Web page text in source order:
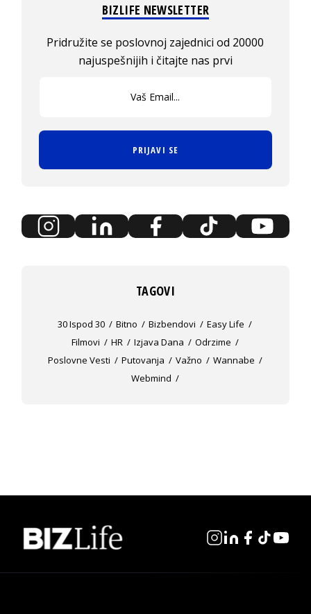
BIZLIFE NEWSLETTER
Pridružite se poslovnoj zajednici od 20000
najuspešnijih i čitajte nas prvi
PRIJAVI SE
TAGOVI
30 Ispod 30 Bitno Bizbendovi
Easy Life
Filmovi
HR Izjava Dana
Odrzime
Poslovne Vesti
Putovanja Važno
Wannabe
Webmind